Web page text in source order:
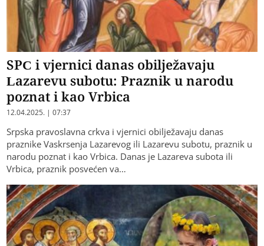
SPC i vjernici danas obilježavaju
Lazarevu subotu: Praznik u narodu
poznat i kao Vrbica
12.04.2025. | 07:37
Srpska pravoslavna crkva i vjernici obilježavaju danas
praznike Vaskrsenja Lazarevog ili Lazarevu subotu, praznik u
narodu poznat i kao Vrbica. Danas je Lazareva subota ili
Vrbica, praznik posvećen va…